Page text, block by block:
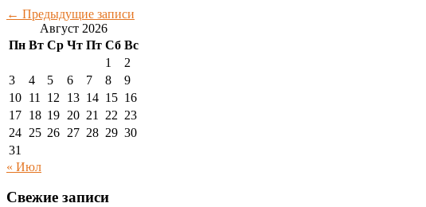
← Предыдущие записи
Август 2026
Пн Вт Ср Чт Пт Сб Вс
1
2
3
4 5 6 7 8
9
10 11 12 13 14 15 16
17 18 19 20 21 22 23
24 25 26 27 28 29 30
31
« Июл
Свежие записи